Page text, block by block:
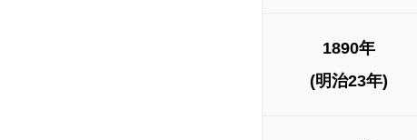
1890年
(明治23年)